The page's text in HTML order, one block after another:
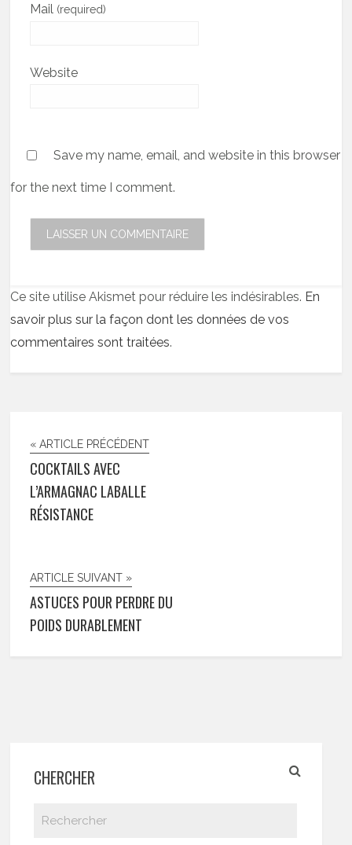
Mail (required)
Website
Save my name, email, and website in this browser
for the next time I comment.
Ce site utilise Akismet pour réduire les indésirables. En
savoir plus sur la façon dont les données de vos
commentaires sont traitées.
« ARTICLE PRÉCÉDENT
COCKTAILS AVEC
L’ARMAGNAC LABALLE
RÉSISTANCE
ARTICLE SUIVANT »
ASTUCES POUR PERDRE DU
POIDS DURABLEMENT
CHERCHER